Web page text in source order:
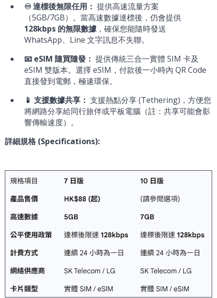
♾️ 達標後無限任用： 提供高速流量方案
（5GB/7GB）。當高速數據達標後，仍會提供
128kbps 的無限數據 ，確保您能隨時發送
WhatsApp、Line 文字訊息不失聯。
📧 eSIM 隨買隨發： 提供傳統三合一實體 SIM 卡及
eSIM 雙版本。選擇 eSIM，付款後一小時內 QR Code
直接發到電郵，極速環保。
📱 支援數據共享： 支援熱點分享 (Tethering)，方便您
將網路分享給同行旅伴或平板電腦（註：共享可能會影
響傳輸速度）。
詳細規格 (Specifications):